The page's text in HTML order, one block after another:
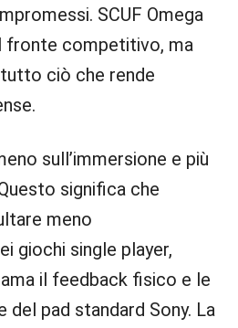
SCUF Omega
competitivo, ma
ciò che rende
sull’immersione e più
significa che
meno
giochi single player,
il feedback fisico e le
del pad standard Sony. La